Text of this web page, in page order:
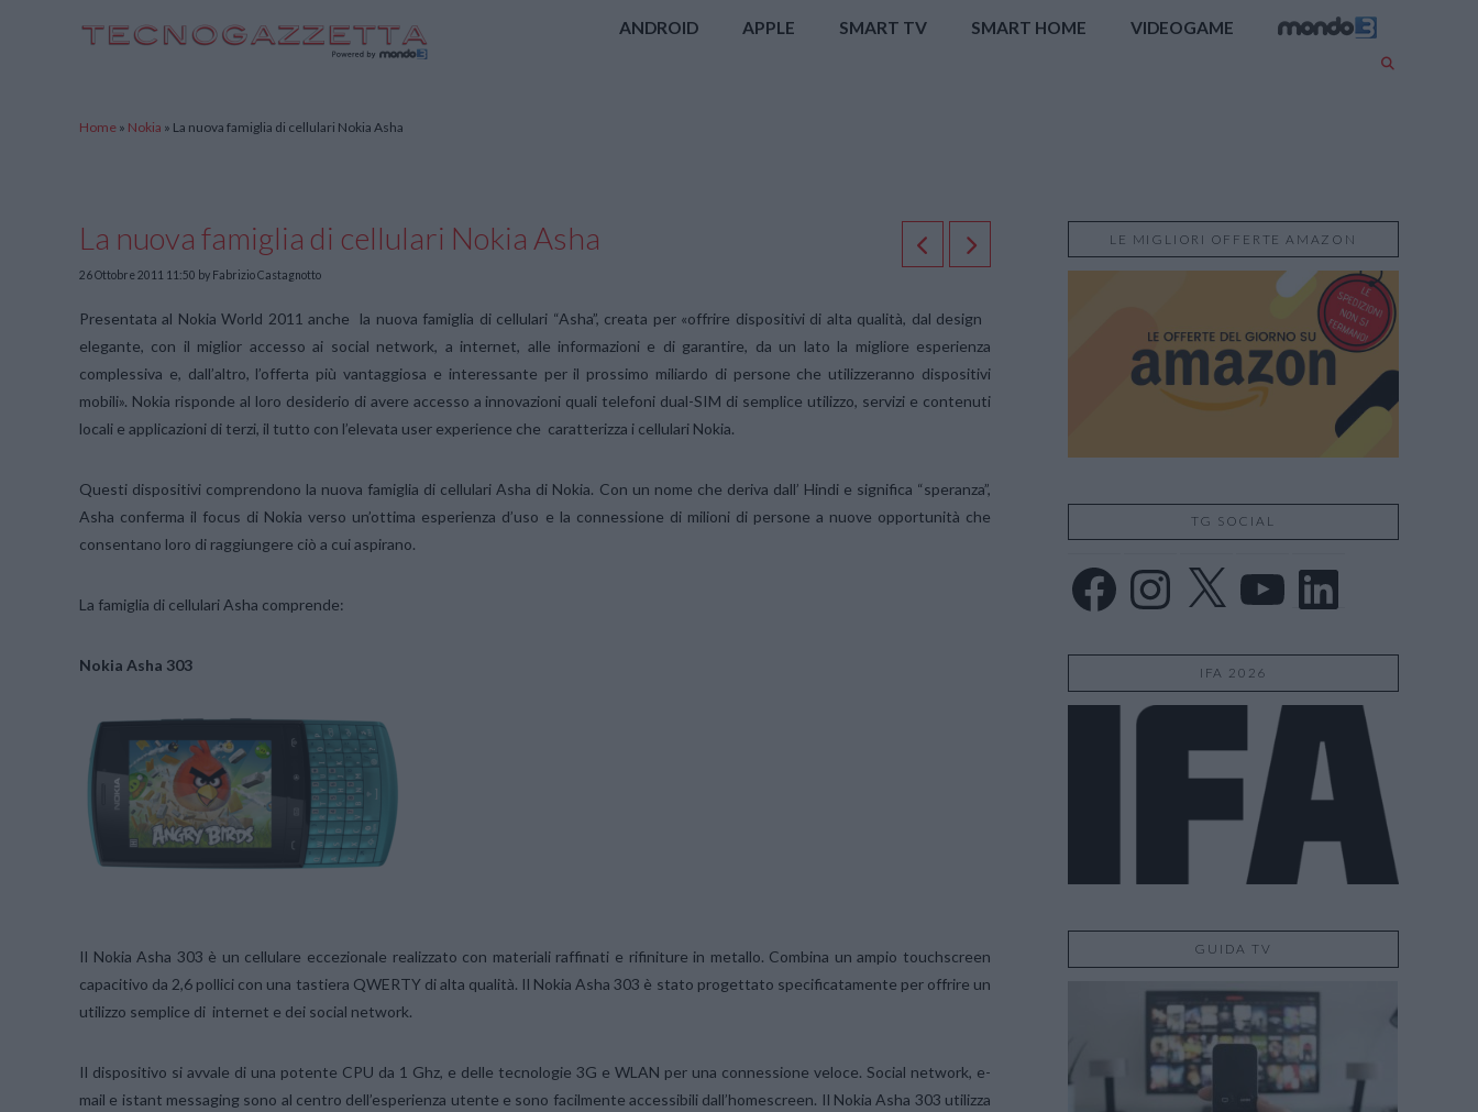
ANDROID APPLE SMART TV SMART HOME VIDEOGAME
Home » Nokia » La nuova famiglia di cellulari Nokia Asha
La nuova famiglia di cellulari Nokia Asha
26 Ottobre 2011 11:50 by Fabrizio Castagnotto
Presentata al Nokia World 2011 anche la nuova famiglia di cellulari “Asha”, creata per «offrire dispositivi di alta qualità, dal design
elegante, con il miglior accesso ai social network, a internet, alle informazioni e di garantire, da un lato la migliore esperienza
complessiva e, dall’altro, l’offerta più vantaggiosa e interessante per il prossimo miliardo di persone che utilizzeranno dispositivi
mobili». Nokia risponde al loro desiderio di avere accesso a innovazioni quali telefoni dual-SIM di semplice utilizzo, servizi e contenuti
locali e applicazioni di terzi, il tutto con l’elevata user experience che caratterizza i cellulari Nokia.
Questi dispositivi comprendono la nuova famiglia di cellulari Asha di Nokia. Con un nome che deriva dall’ Hindi e significa “speranza”,
Asha conferma il focus di Nokia verso un’ottima esperienza d’uso e la connessione di milioni di persone a nuove opportunità che
consentano loro di raggiungere ciò a cui aspirano.
La famiglia di cellulari Asha comprende:
Nokia Asha 303
Il Nokia Asha 303 è un cellulare eccezionale realizzato con materiali raffinati e rifiniture in metallo. Combina un ampio touchscreen
capacitivo da 2,6 pollici con una tastiera QWERTY di alta qualità. Il Nokia Asha 303 è stato progettato specificatamente per offrire un
utilizzo semplice di internet e dei social network.
Il dispositivo si avvale di una potente CPU da 1 Ghz, e delle tecnologie 3G e WLAN per una connessione veloce. Social network, e-
mail e istant messaging sono al centro dell’esperienza utente e sono facilmente accessibili dall’homescreen. Il Nokia Asha 303 utilizza
LE MIGLIORI OFFERTE AMAZON
TG SOCIAL
Facebook Instagram YouTube LinkedIn
IFA 2026
GUIDA TV